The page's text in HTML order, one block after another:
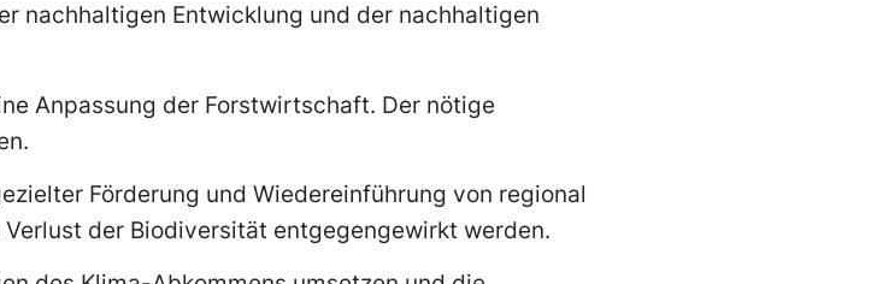
nachhaltigen Entwicklung und der nachhaltigen
Anpassung der Forstwirtschaft. Der nötige
Förderung und Wiedereinführung von regional
der Biodiversität entgegengewirkt werden.